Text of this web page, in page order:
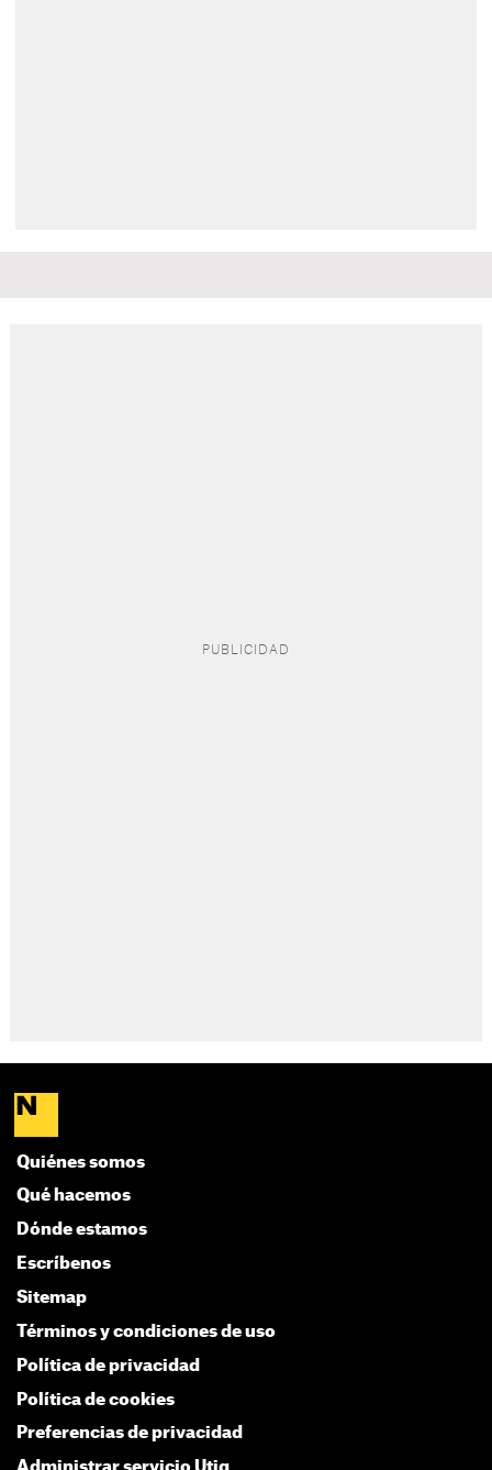
Quiénes somos
Qué hacemos
Dónde estamos
Escríbenos
Sitemap
Términos y condiciones de uso
Política de privacidad
Política de cookies
Preferencias de privacidad